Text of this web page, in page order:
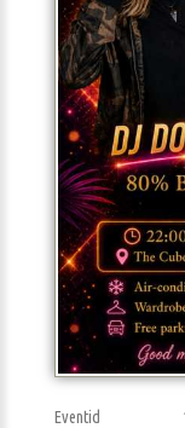
Eventid